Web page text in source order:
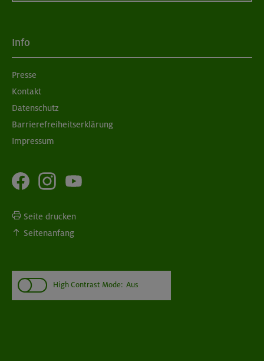
Info
Presse
Kontakt
Datenschutz
Barrierefreiheitserklärung
Impressum
Seite drucken
Seitenanfang
High Contrast Mode: Aus